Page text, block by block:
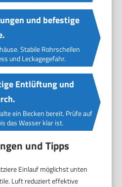
und befestige
Stabile Rohrschellen
und Leckagegefahr.
Entlüftung und
ein Becken bereit. Prüfe auf
das Wasser klar ist.
und Tipps
Einlauf möglichst unten
Luft reduziert effektive